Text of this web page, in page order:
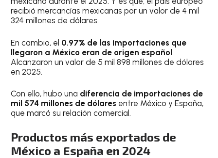
recibió mercancías mexicanas por un valor de 4 mil
324 millones de dólares.
En cambio, el 0.97% de las importaciones que
llegaron a México eran de origen español.
Alcanzaron un valor de 5 mil 898 millones de dólares
en 2025.
Con ello, hubo una diferencia de importaciones de
mil 574 millones de dólares entre México y España,
que marcó su relación comercial.
Productos más exportados de
México a España en 2024